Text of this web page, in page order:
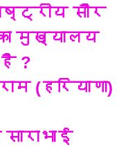
सौर
मुख्यालय
?
(हरियाणा)